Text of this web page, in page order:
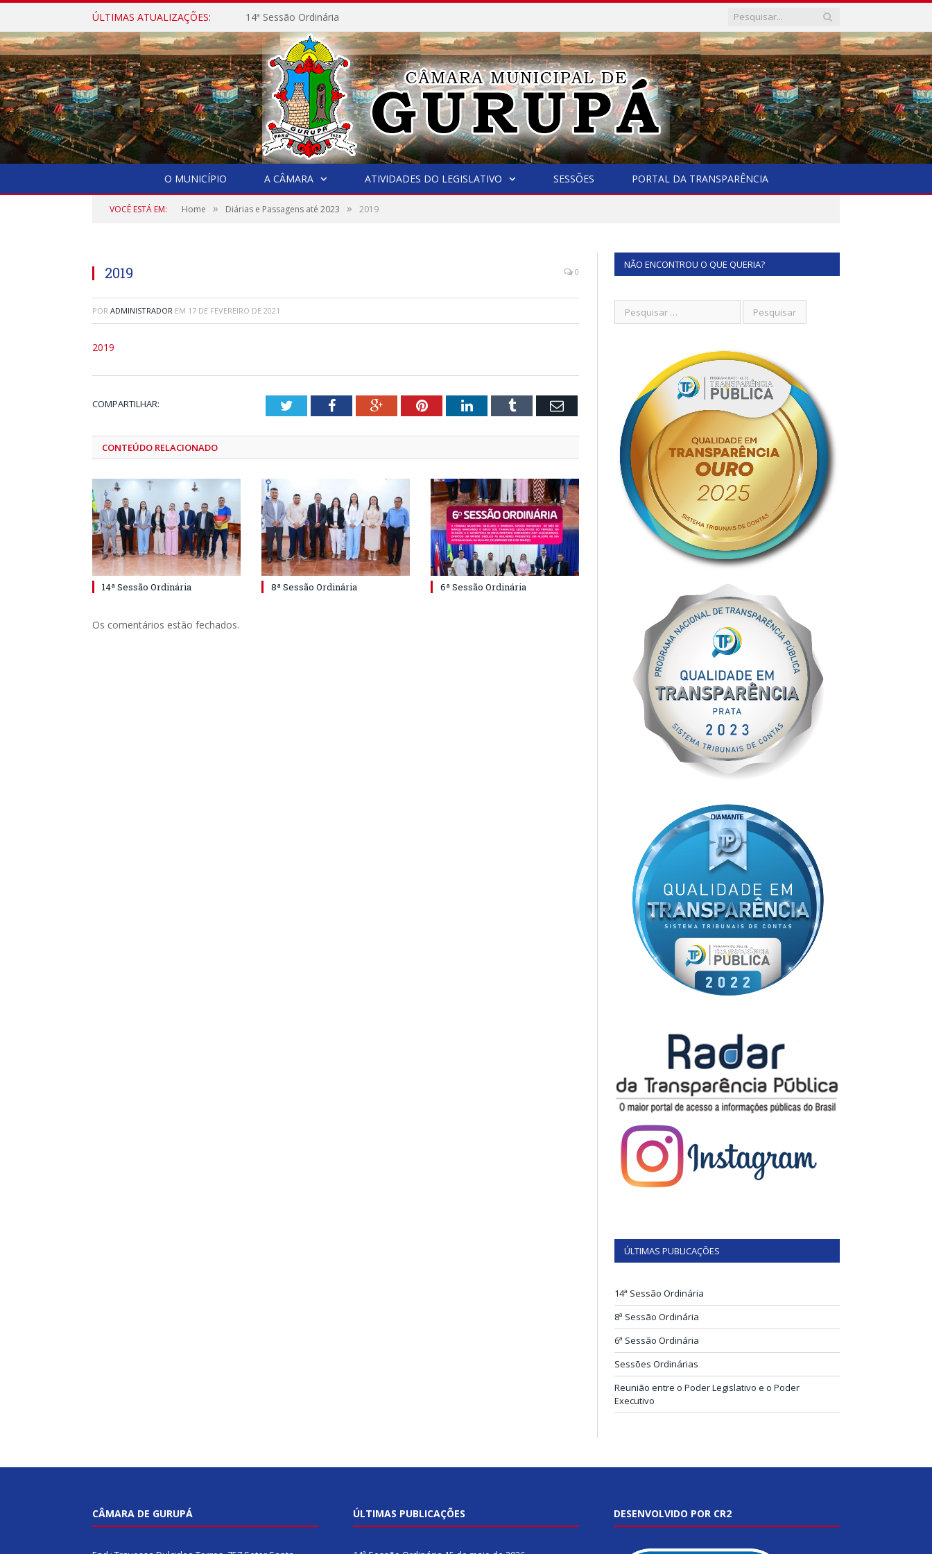
ÚLTIMAS ATUALIZAÇÕES: 14ª Sessão Ordinária
O MUNICÍPIO A CÂMARA ATIVIDADES DO LEGISLATIVO SESSÕES PORTAL DA TRANSPARÊNCIA
VOCÊ ESTÁ EM: Home » Diárias e Passagens até 2023 » 2019
2019 0
POR ADMINISTRADOR EM 17 DE FEVEREIRO DE 2021
2019
COMPARTILHAR: TwitterFacebookGoogle+PinterestLinkedInTumblr Email
CONTEÚDO RELACIONADO
14ª Sessão Ordinária 8ª Sessão Ordinária 6ª Sessão Ordinária
Os comentários estão fechados.
NÃO ENCONTROU O QUE QUERIA?
ÚLTIMAS PUBLICAÇÕES
14ª Sessão Ordinária
8ª Sessão Ordinária
6ª Sessão Ordinária
Sessões Ordinárias
Reunião entre o Poder Legislativo e o Poder
Executivo
CÂMARA DE GURUPÁ ÚLTIMAS PUBLICAÇÕES DESENVOLVIDO POR CR2